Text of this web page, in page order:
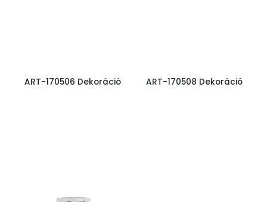
ART-170506 Dekoráció ART-170508 Dekoráció